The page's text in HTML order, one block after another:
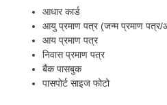
आधार कार्ड
आयु प्रमाण पत्र (जन्म प्रमाण पत्र/
आय प्रमाण पत्र
निवास प्रमाण पत्र
बैंक पासबुक
पासपोर्ट साइज फोटो